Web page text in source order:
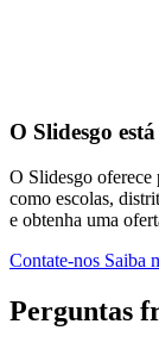
O Slidesgo
O Slidesgo oferece
como escolas,
e obtenha uma
Contate-nos Saiba
Perguntas